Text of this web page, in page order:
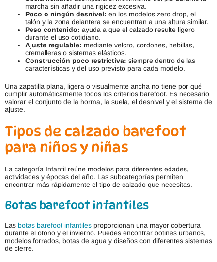
marcha sin añadir una rigidez excesiva.
Poco o ningún desnivel: en los modelos zero drop, el
talón y la zona delantera se encuentran a una altura similar.
Peso contenido: ayuda a que el calzado resulte ligero
durante el uso cotidiano.
Ajuste regulable: mediante velcro, cordones, hebillas,
cremalleras o sistemas elásticos.
Construcción poco restrictiva: siempre dentro de las
características y del uso previsto para cada modelo.
Una zapatilla plana, ligera o visualmente ancha no tiene por qué
cumplir automáticamente todos los criterios barefoot. Es necesario
valorar el conjunto de la horma, la suela, el desnivel y el sistema de
ajuste.
Tipos de calzado barefoot
para niños y niñas
La categoría Infantil reúne modelos para diferentes edades,
actividades y épocas del año. Las subcategorías permiten
encontrar más rápidamente el tipo de calzado que necesitas.
Botas barefoot infantiles
Las botas barefoot infantiles proporcionan una mayor cobertura
durante el otoño y el invierno. Puedes encontrar botines urbanos,
modelos forrados, botas de agua y diseños con diferentes sistemas
de cierre.